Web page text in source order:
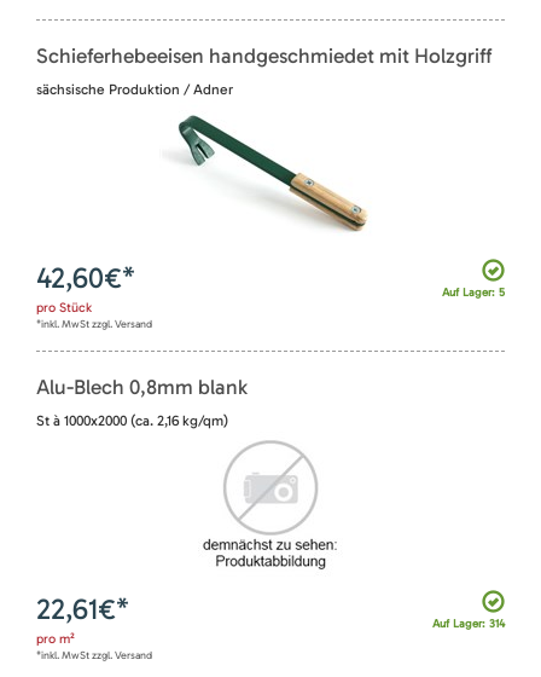
Schieferhebeeisen handgeschmiedet mit Holzgriff
sächsische Produktion / Adner
Auf Lager: 5
42,60€*
pro Stück
*inkl. MwSt zzgl. Versand
Alu-Blech 0,8mm blank
St à 1000x2000 (ca. 2,16 kg/qm)
Auf Lager: 314
22,61€*
pro m²
*inkl. MwSt zzgl. Versand